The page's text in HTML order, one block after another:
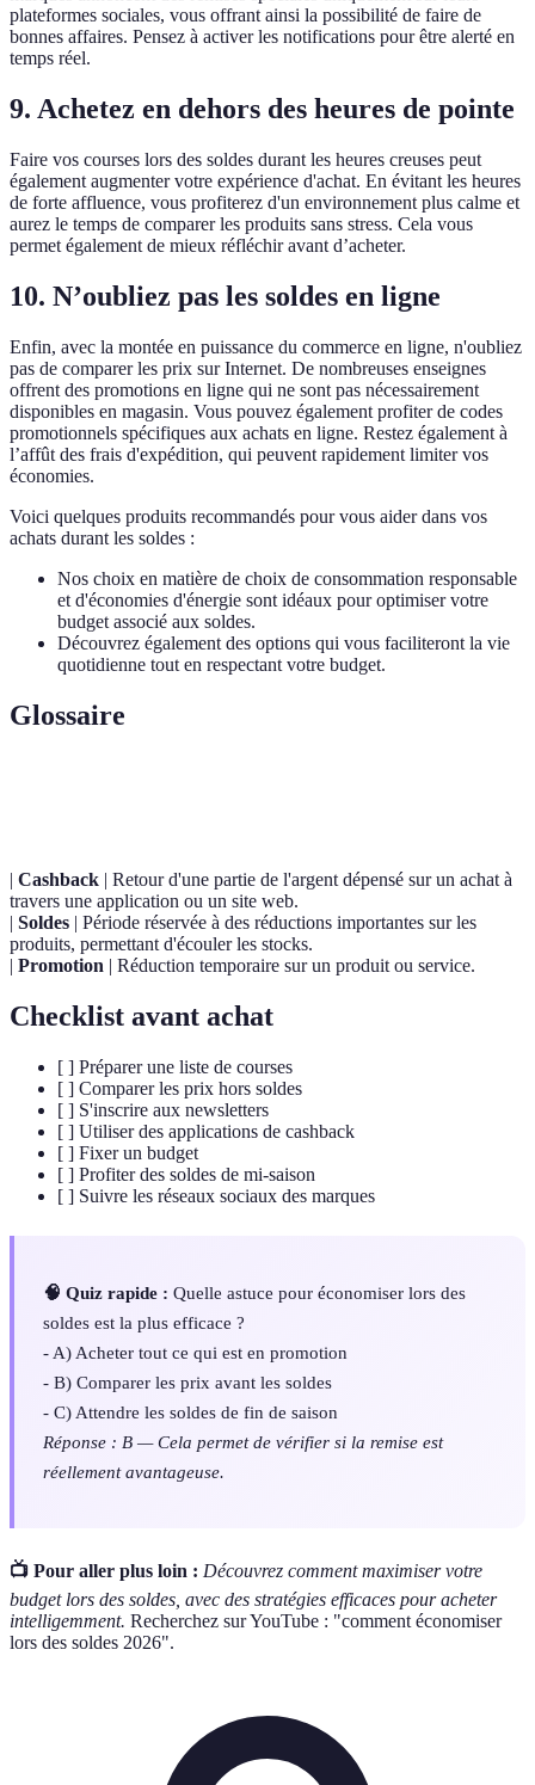
plateformes sociales, vous offrant ainsi la possibilité de faire de
bonnes affaires. Pensez à activer les notifications pour être alerté en
temps réel.
9. Achetez en dehors des heures de pointe
Faire vos courses lors des soldes durant les heures creuses peut
également augmenter votre expérience d'achat. En évitant les heures
de forte affluence, vous profiterez d'un environnement plus calme et
aurez le temps de comparer les produits sans stress. Cela vous
permet également de mieux réfléchir avant d’acheter.
10. N’oubliez pas les soldes en ligne
Enfin, avec la montée en puissance du commerce en ligne, n'oubliez
pas de comparer les prix sur Internet. De nombreuses enseignes
offrent des promotions en ligne qui ne sont pas nécessairement
disponibles en magasin. Vous pouvez également profiter de codes
promotionnels spécifiques aux achats en ligne. Restez également à
l’affût des frais d'expédition, qui peuvent rapidement limiter vos
économies.
Voici quelques produits recommandés pour vous aider dans vos
achats durant les soldes :
Nos choix en matière de choix de consommation responsable
et d'économies d'énergie sont idéaux pour optimiser votre
budget associé aux soldes.
Découvrez également des options qui vous faciliteront la vie
quotidienne tout en respectant votre budget.
Glossaire
| Cashback | Retour d'une partie de l'argent dépensé sur un achat à
travers une application ou un site web.
| Soldes | Période réservée à des réductions importantes sur les
produits, permettant d'écouler les stocks.
| Promotion | Réduction temporaire sur un produit ou service.
Checklist avant achat
[ ] Préparer une liste de courses
[ ] Comparer les prix hors soldes
[ ] S'inscrire aux newsletters
[ ] Utiliser des applications de cashback
[ ] Fixer un budget
[ ] Profiter des soldes de mi-saison
[ ] Suivre les réseaux sociaux des marques
🧠 Quiz rapide : Quelle astuce pour économiser lors des
soldes est la plus efficace ?
- A) Acheter tout ce qui est en promotion
- B) Comparer les prix avant les soldes
- C) Attendre les soldes de fin de saison
Réponse : B — Cela permet de vérifier si la remise est
réellement avantageuse.
📺 Pour aller plus loin : Découvrez comment maximiser votre
budget lors des soldes, avec des stratégies efficaces pour acheter
intelligemment. Recherchez sur YouTube : "comment économiser
lors des soldes 2026".